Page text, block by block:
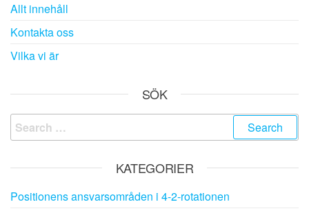
Allt innehåll
Kontakta oss
Vilka vi är
SÖK
Search
for:
KATEGORIER
Positionens ansvarsområden i 4-2-rotationen